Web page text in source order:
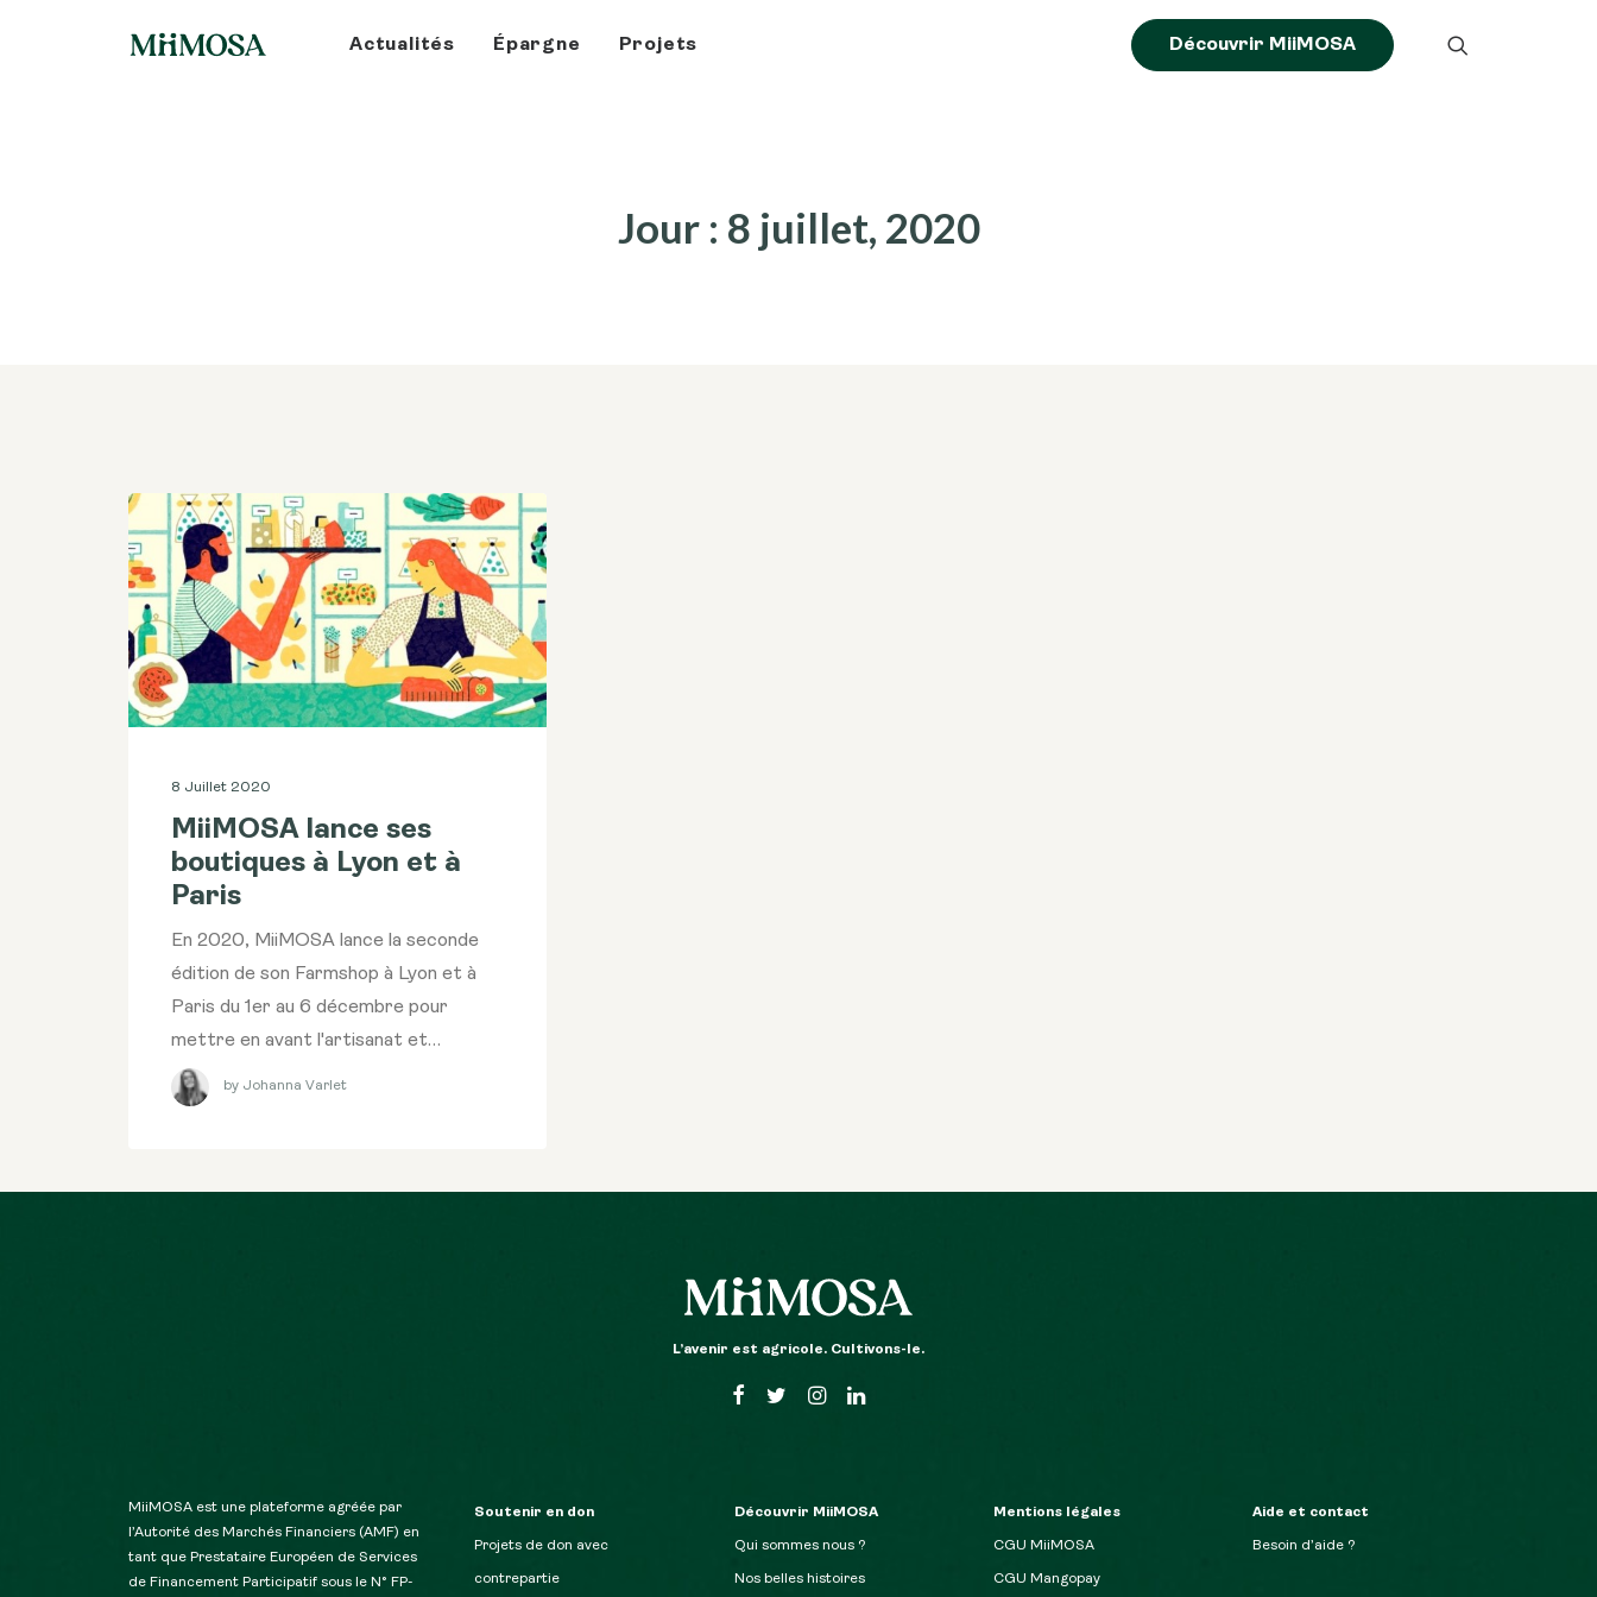
Actualités Épargne Projets Découvrir MiiMOSA
Jour : 8 juillet, 2020
8 Juillet 2020
MiiMOSA lance ses
boutiques à Lyon et à
Paris
En 2020, MiiMOSA lance la seconde
édition de son Farmshop à Lyon et à
Paris du 1er au 6 décembre pour
mettre en avant l'artisanat et…
by Johanna Varlet
L’avenir est agricole. Cultivons-le.
MiiMOSA est une plateforme agréée par
l’Autorité des Marchés Financiers (AMF) en
tant que Prestataire Européen de Services
de Financement Participatif sous le N° FP-
Soutenir en don
Projets de don avec
contrepartie
Découvrir MiiMOSA
Qui sommes nous ?
Nos belles histoires
Mentions légales
CGU MiiMOSA
CGU Mangopay
Aide et contact
Besoin d’aide ?